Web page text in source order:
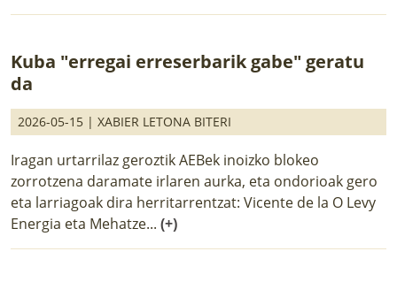
Kuba "erregai erreserbarik gabe" geratu
da
2026-05-15 | XABIER LETONA BITERI
Iragan urtarrilaz geroztik AEBek inoizko blokeo
zorrotzena daramate irlaren aurka, eta ondorioak gero
eta larriagoak dira herritarrentzat: Vicente de la O Levy
Energia eta Mehatze... (+)